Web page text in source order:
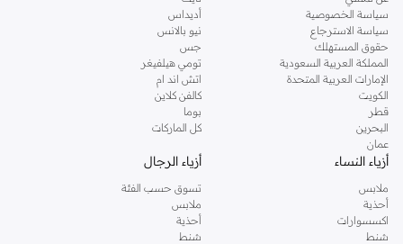
سياسة الخصوصية
سياسة الاسترجاع
حقوق المستهلك
المملكة العربية السعودية
الإمارات العربية المتحدة
الكويت
قطر
البحرين
عمان
أديداس
نيو بالانس
جس
تومي هيلفيغر
اتش اند ام
كالفن كلاين
بوما
كل الماركات
أزياء النساء
ملابس
أحذية
اكسسوارات
شنط
أزياء الرجال
تسوق حسب الفئة
ملابس
أحذية
شنط